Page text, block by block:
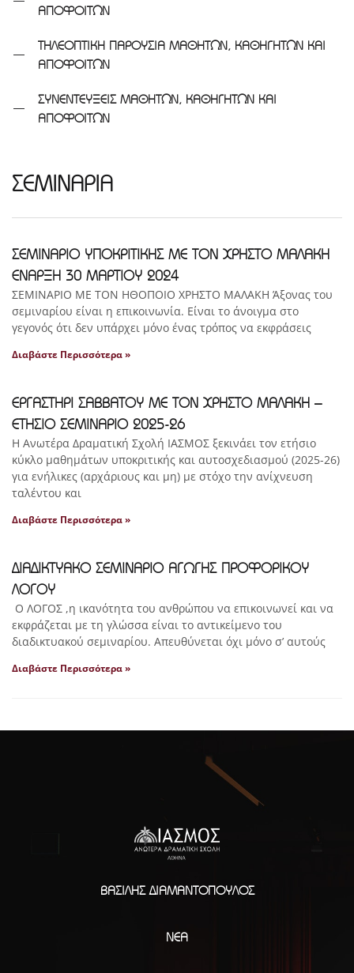
ΑΠΟΦΟΙΤΩΝ
ΤΗΛΕΟΠΤΙΚΗ ΠΑΡΟΥΣΙΑ ΜΑΘΗΤΩΝ, ΚΑΘΗΓΗΤΩΝ ΚΑΙ
ΑΠΟΦΟΙΤΩΝ
ΣΥΝΕΝΤΕΥΞΕΙΣ ΜΑΘΗΤΩΝ, ΚΑΘΗΓΗΤΩΝ ΚΑΙ
ΑΠΟΦΟΙΤΩΝ
ΣΕΜΙΝΑΡΙΑ
ΣΕΜΙΝΑΡΙΟ ΥΠΟΚΡΙΤΙΚΗΣ ΜΕ ΤΟΝ ΧΡΗΣΤΟ ΜΑΛΑΚΗ
ΕΝΑΡΞΗ 30 ΜΑΡΤΙΟΥ 2024
ΣΕΜΙΝΑΡΙΟ ΜΕ ΤΟΝ ΗΘΟΠΟΙΟ ΧΡΗΣΤΟ ΜΑΛΑΚΗ Άξονας του
σεμιναρίου είναι η επικοινωνία. Είναι το άνοιγμα στο
γεγονός ότι δεν υπάρχει μόνο ένας τρόπος να εκφράσεις
Διαβάστε Περισσότερα »
ΕΡΓΑΣΤΗΡΙ ΣΑΒΒΑΤΟΥ ΜΕ ΤΟΝ ΧΡΗΣΤΟ ΜΑΛΑΚΗ –
ΕΤΗΣΙΟ ΣΕΜΙΝΑΡΙΟ 2025-26
Η Ανωτέρα Δραματική Σχολή ΙΑΣΜΟΣ ξεκινάει τον ετήσιο
κύκλο μαθημάτων υποκριτικής και αυτοσχεδιασμού (2025-26)
για ενήλικες (αρχάριους και μη) με στόχο την ανίχνευση
ταλέντου και
Διαβάστε Περισσότερα »
ΔΙΑΔΙΚΤΥΑΚΟ ΣΕΜΙΝΑΡΙΟ ΑΓΩΓΗΣ ΠΡΟΦΟΡΙΚΟΥ
ΛΟΓΟΥ
Ο ΛΟΓΟΣ ,η ικανότητα του ανθρώπου να επικοινωνεί και να
εκφράζεται με τη γλώσσα είναι το αντικείμενο του
διαδικτυακού σεμιναρίου. Απευθύνεται όχι μόνο σ’ αυτούς
Διαβάστε Περισσότερα »
ΒΑΣΊΛΗΣ ΔΙΑΜΑΝΤΌΠΟΥΛΟΣ
ΝΈΑ